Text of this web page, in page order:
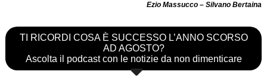
Ezio Massucco – Silvano Bertaina
TI RICORDI COSA È SUCCESSO L’ANNO SCORSO
AD AGOSTO?
Ascolta il podcast con le notizie da non dimenticare